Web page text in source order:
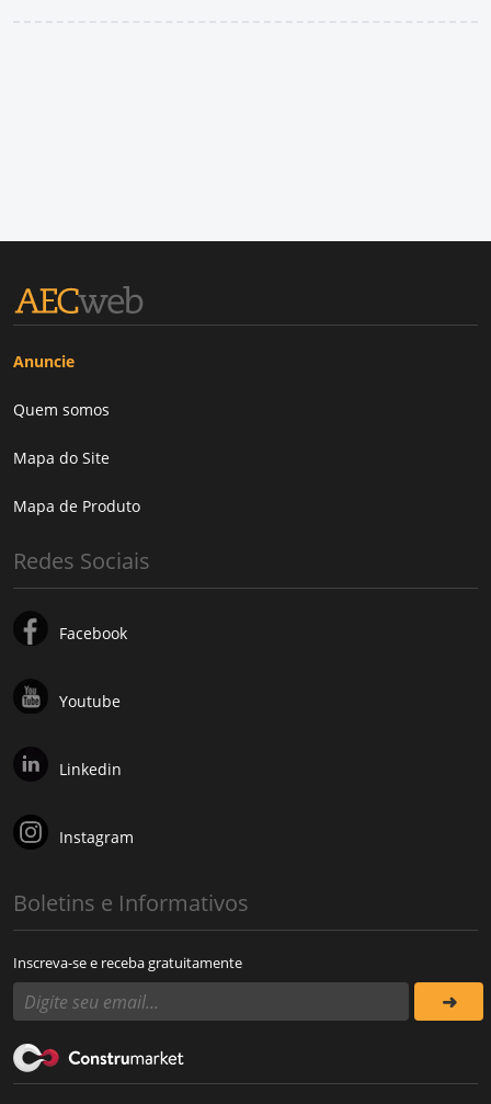
Anuncie
Quem somos
Mapa do Site
Mapa de Produto
Redes Sociais
Facebook
Youtube
Linkedin
Instagram
Boletins e Informativos
Inscreva-se e receba gratuitamente